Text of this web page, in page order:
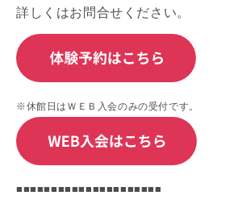
詳しくはお問合せください。
※休館日はＷＥＢ入会のみの受付です。
■■■■■■■■■■■■■■■■■■■■■